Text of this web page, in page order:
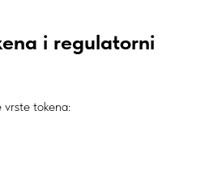
i regulatorni
vrste tokena: